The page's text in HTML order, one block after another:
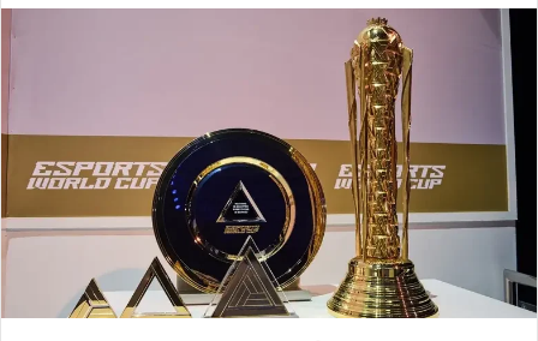
ل
ر
إ
ل
ك
و
ن